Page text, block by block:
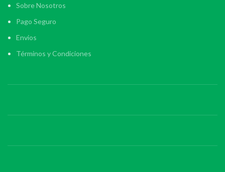
Sobre Nosotros
Pago Seguro
Envios
Términos y Condiciones